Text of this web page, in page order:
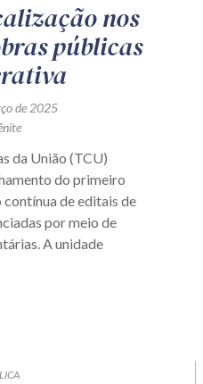
nos
públicas
de 2025
da União (TCU)
do primeiro
de editais de
por meio de
A unidade